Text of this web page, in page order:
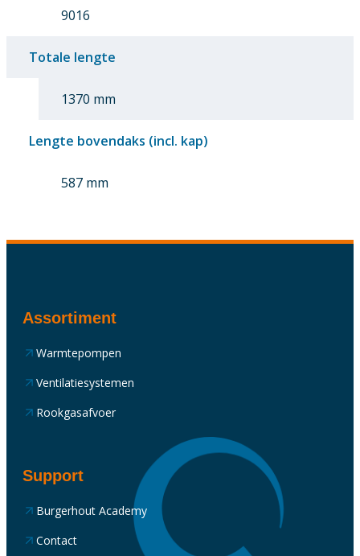
9016
Totale lengte
1370 mm
Lengte bovendaks (incl. kap)
587 mm
Assortiment
Warmtepompen
Ventilatiesystemen
Rookgasafvoer
Support
Burgerhout Academy
Contact